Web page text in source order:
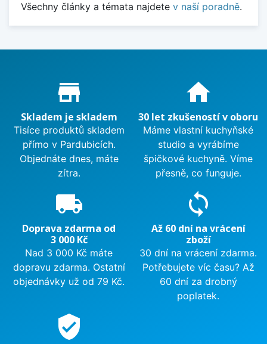
Všechny články a témata najdete v naší poradně.
Proč nakupovat u nás?
store_mall_directory
Skladem je skladem
Tisíce produktů skladem
přímo v Pardubicích.
Objednáte dnes, máte
zítra.
home
30 let zkušeností v oboru
Máme vlastní kuchyňské
studio a vyrábíme
špičkové kuchyně. Víme
přesně, co funguje.
local_shipping
Doprava zdarma od
3 000 Kč
Nad 3 000 Kč máte
dopravu zdarma. Ostatní
objednávky už od 79 Kč.
sync
Až 60 dní na vrácení
zboží
30 dní na vrácení zdarma.
Potřebujete víc času? Až
60 dní za drobný
poplatek.
verified_user